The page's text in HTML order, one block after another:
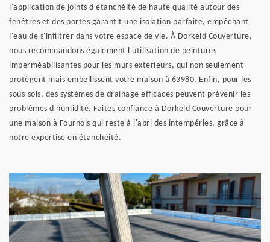
l'application de joints d'étanchéité de haute qualité autour des
fenêtres et des portes garantit une isolation parfaite, empêchant
l'eau de s'infiltrer dans votre espace de vie. À Dorkeld Couverture,
nous recommandons également l'utilisation de peintures
imperméabilisantes pour les murs extérieurs, qui non seulement
protègent mais embellissent votre maison à 63980. Enfin, pour les
sous-sols, des systèmes de drainage efficaces peuvent prévenir les
problèmes d'humidité. Faites confiance à Dorkeld Couverture pour
une maison à Fournols qui reste à l'abri des intempéries, grâce à
notre expertise en étanchéité.